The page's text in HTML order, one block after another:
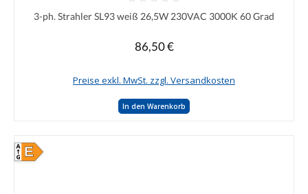
Durchschnittliche Bewertung von 0 von 5 Sternen
3-ph. Strahler SL93 weiß 26,5W 230VAC 3000K 60 Grad
Regulärer Preis:
86,50 €
Preise exkl. MwSt. zzgl. Versandkosten
In den Warenkorb
E